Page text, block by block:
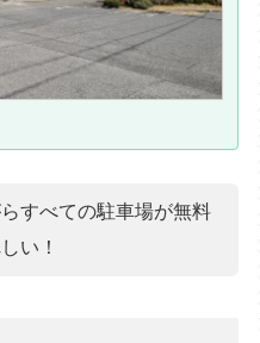
すべての駐車場が無料
い！